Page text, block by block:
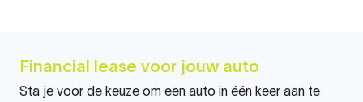
Financial lease voor jouw auto
Sta je voor de keuze om een auto in één keer aan te